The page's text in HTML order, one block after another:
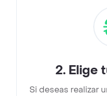
2. Elige
Si deseas realizar